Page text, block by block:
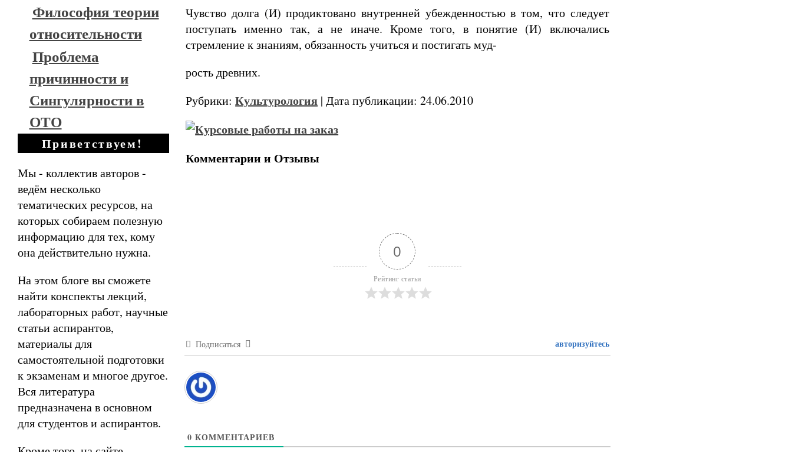
Философия теории
относительности
Проблема
причинности и
Сингулярности в
ОТО
Приветствуем!
Мы - коллектив авторов -
ведём несколько
тематических ресурсов, на
которых собираем полезную
информацию для тех, кому
она действительно нужна.
На этом блоге вы сможете
найти конспекты лекций,
лабораторных работ, научные
статьи аспирантов,
материалы для
самостоятельной подготовки
к экзаменам и многое другое.
Вся литература
предназначена в основном
для студентов и аспирантов.
Чувство долга (И) продиктовано внутренней убежденностью в том, что следует
поступать именно так, а не иначе. Кроме того, в понятие (И) включались
стремление к знаниям, обязанность учиться и постигать муд-
рость древних.
Рубрики:Культурология | Дата публикации: 24.06.2010
Комментарии и Отзывы
0
Рейтинг статьи
Подписаться авторизуйтесь
0 КОММЕНТАРИЕВ